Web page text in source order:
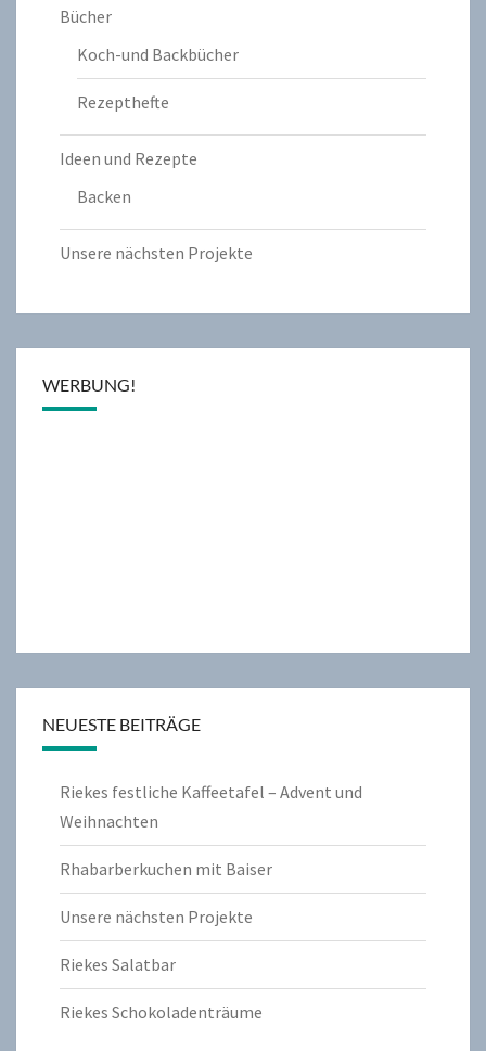
Bücher
Koch-und Backbücher
Rezepthefte
Ideen und Rezepte
Backen
Unsere nächsten Projekte
WERBUNG!
NEUESTE BEITRÄGE
Riekes festliche Kaffeetafel – Advent und
Weihnachten
Rhabarberkuchen mit Baiser
Unsere nächsten Projekte
Riekes Salatbar
Riekes Schokoladenträume